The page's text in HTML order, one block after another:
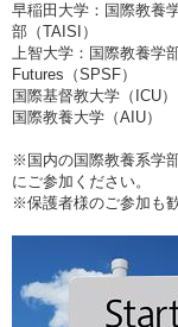
早稲田大学：国際教養
部（TAISI）
上智大学：国際教養学
Futures（SPSF）
国際基督教大学（ICU）
国際教養大学（AIU）
※国内の国際教養系学
にご参加ください。
※保護者様のご参加も